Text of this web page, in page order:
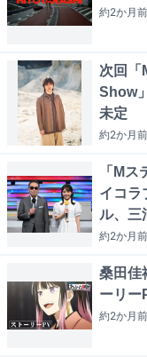
約2か月前
次回「
Show
未定
約2か月前
「M
イコラ
ル、三
約2か月前
桑田佳
ーリー
約2か月前